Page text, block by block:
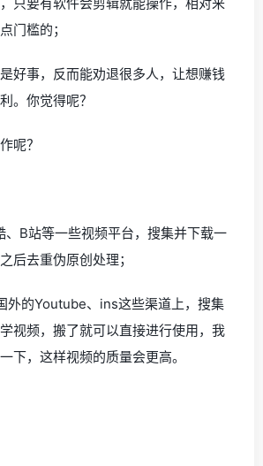
门槛的；
好事，反而能劝退很多人，让想赚钱
。你觉得呢？
呢？
、B站等一些视频平台，搜集并下载一
后去重伪原创处理；
外的Youtube、ins这些渠道上，搜集
视频，搬了就可以直接进行使用，我
下，这样视频的质量会更高。